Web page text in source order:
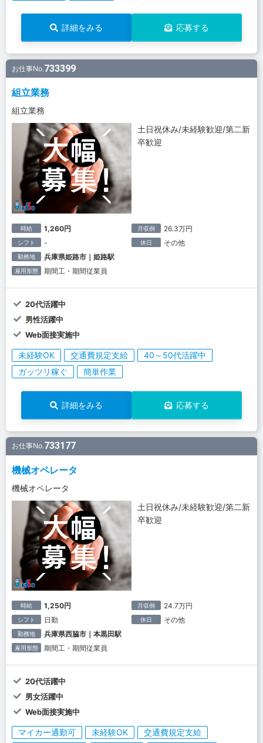
詳細をみる 応募する
お仕事No.733399
組立業務
組立業務
土日祝休み/未経験歓迎/第二新
卒歓迎
時給 1,260円 月収例 26.3万円
シフト - 休日 その他
勤務地 兵庫県姫路市｜姫路駅
雇用形態 期間工・期間従業員
20代活躍中
男性活躍中
Web面接実施中
未経験OK 交通費規定支給
40～50代活躍中
ガッツリ稼ぐ
簡単作業
詳細をみる 応募する
お仕事No.733177
機械オペレータ
機械オペレータ
土日祝休み/未経験歓迎/第二新
卒歓迎
時給 1,250円 月収例 24.7万円
シフト 日勤 休日 その他
勤務地 兵庫県西脇市｜本黒田駅
雇用形態 期間工・期間従業員
20代活躍中
男女活躍中
Web面接実施中
マイカー通勤可 未経験OK
交通費規定支給